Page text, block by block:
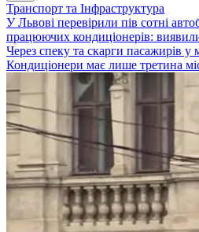
Транспорт та Інфраструктура
У Львові перевірили пів сотні
працюючих кондиціонерів:
Через спеку та скарги пасажирів у
Кондиціонери має лише третина